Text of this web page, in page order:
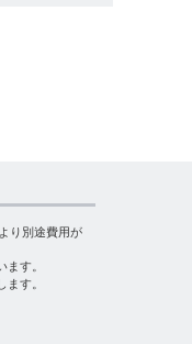
り別途費用が
す。
す。